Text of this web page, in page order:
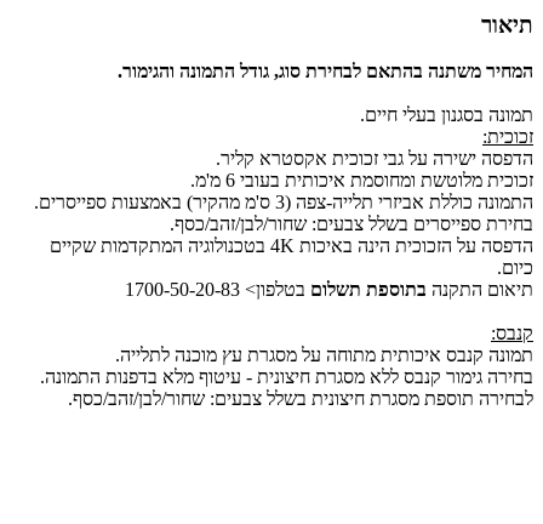
תיאור
המחיר משתנה בהתאם לבחירת סוג, גודל התמונה והגימור.
תמונה בסגנון בעלי חיים.
זכוכית:
הדפסה ישירה על גבי זכוכית אקסטרא קליר.
זכוכית מלוטשת ומחוסמת איכותית בעובי 6 מ'מ.
התמונה כוללת אביזרי תלייה-צפה (3 ס'מ מהקיר) באמצעות ספייסרים.
בחירת ספייסרים בשלל צבעים: שחור/לבן/זהב/כסף.
הדפסה על הזכוכית הינה באיכות 4K בטכנולוגיה המתקדמות שקיים
כיום.
תיאום התקנה בתוספת תשלום בטלפון> 1700-50-20-83
קנבס:
תמונה קנבס איכותית מתוחה על מסגרת עץ מוכנה לתלייה.
בחירה גימור קנבס ללא מסגרת חיצונית - עיטוף מלא בדפנות התמונה.
לבחירה תוספת מסגרת חיצונית בשלל צבעים: שחור/לבן/זהב/כסף.